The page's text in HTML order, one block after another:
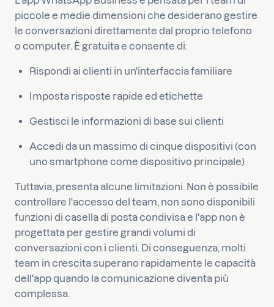
piccole e medie dimensioni che desiderano gestire
le conversazioni direttamente dal proprio telefono
o computer. È gratuita e consente di:
Rispondi ai clienti in un'interfaccia familiare
Imposta risposte rapide ed etichette
Gestisci le informazioni di base sui clienti
Accedi da un massimo di cinque dispositivi (con
uno smartphone come dispositivo principale)
Tuttavia, presenta alcune limitazioni. Non è possibile
controllare l'accesso del team, non sono disponibili
funzioni di casella di posta condivisa e l'app non è
progettata per gestire grandi volumi di
conversazioni con i clienti. Di conseguenza, molti
team in crescita superano rapidamente le capacità
dell'app quando la comunicazione diventa più
complessa.